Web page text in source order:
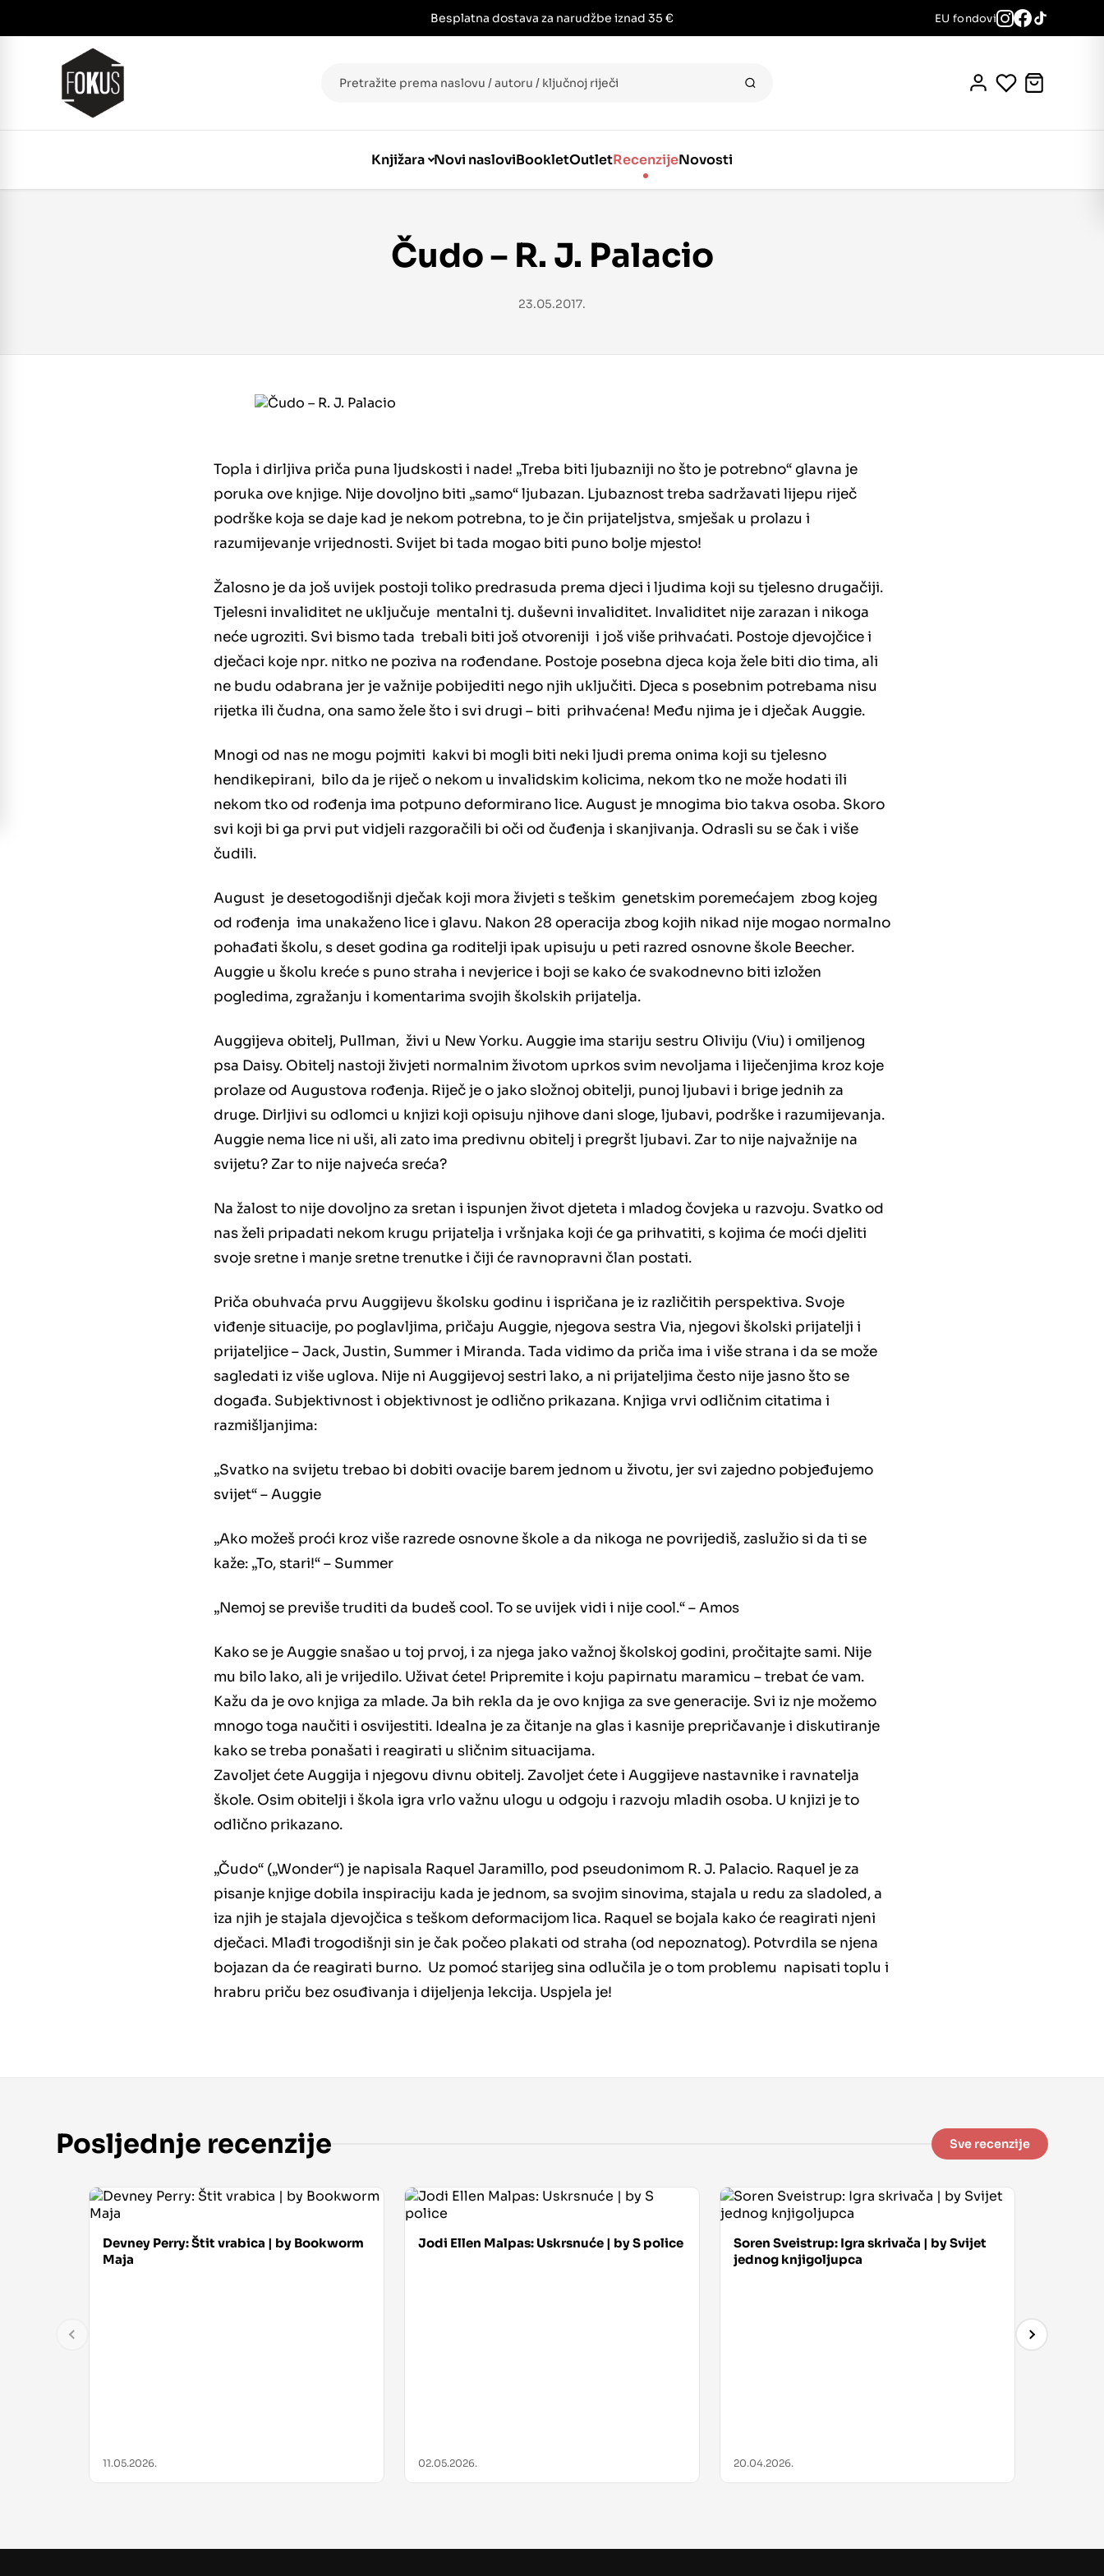
Besplatna dostava za narudžbe iznad 35 € EU fondovi
Knjižara Novi nasloviBookletOutletRecenzijeNovosti
Čudo – R. J. Palacio
23.05.2017.
Topla i dirljiva priča puna ljudskosti i nade! „Treba biti ljubazniji no što je potrebno“ glavna je
poruka ove knjige. Nije dovoljno biti „samo“ ljubazan. Ljubaznost treba sadržavati lijepu riječ
podrške koja se daje kad je nekom potrebna, to je čin prijateljstva, smješak u prolazu i
razumijevanje vrijednosti. Svijet bi tada mogao biti puno bolje mjesto!
Žalosno je da još uvijek postoji toliko predrasuda prema djeci i ljudima koji su tjelesno drugačiji.
Tjelesni invaliditet ne uključuje mentalni tj. duševni invaliditet. Invaliditet nije zarazan i nikoga
neće ugroziti. Svi bismo tada trebali biti još otvoreniji i još više prihvaćati. Postoje djevojčice i
dječaci koje npr. nitko ne poziva na rođendane. Postoje posebna djeca koja žele biti dio tima, ali
ne budu odabrana jer je važnije pobijediti nego njih uključiti. Djeca s posebnim potrebama nisu
rijetka ili čudna, ona samo žele što i svi drugi – biti prihvaćena! Među njima je i dječak Auggie.
Mnogi od nas ne mogu pojmiti kakvi bi mogli biti neki ljudi prema onima koji su tjelesno
hendikepirani, bilo da je riječ o nekom u invalidskim kolicima, nekom tko ne može hodati ili
nekom tko od rođenja ima potpuno deformirano lice. August je mnogima bio takva osoba. Skoro
svi koji bi ga prvi put vidjeli razgoračili bi oči od čuđenja i skanjivanja. Odrasli su se čak i više
čudili.
August je desetogodišnji dječak koji mora živjeti s teškim genetskim poremećajem zbog kojeg
od rođenja ima unakaženo lice i glavu. Nakon 28 operacija zbog kojih nikad nije mogao normalno
pohađati školu, s deset godina ga roditelji ipak upisuju u peti razred osnovne škole Beecher.
Auggie u školu kreće s puno straha i nevjerice i boji se kako će svakodnevno biti izložen
pogledima, zgražanju i komentarima svojih školskih prijatelja.
Auggijeva obitelj, Pullman, živi u New Yorku. Auggie ima stariju sestru Oliviju (Viu) i omiljenog
psa Daisy. Obitelj nastoji živjeti normalnim životom uprkos svim nevoljama i liječenjima kroz koje
prolaze od Augustova rođenja. Riječ je o jako složnoj obitelji, punoj ljubavi i brige jednih za
druge. Dirljivi su odlomci u knjizi koji opisuju njihove dani sloge, ljubavi, podrške i razumijevanja.
Auggie nema lice ni uši, ali zato ima predivnu obitelj i pregršt ljubavi. Zar to nije najvažnije na
svijetu? Zar to nije najveća sreća?
Na žalost to nije dovoljno za sretan i ispunjen život djeteta i mladog čovjeka u razvoju. Svatko od
nas želi pripadati nekom krugu prijatelja i vršnjaka koji će ga prihvatiti, s kojima će moći djeliti
svoje sretne i manje sretne trenutke i čiji će ravnopravni član postati.
Priča obuhvaća prvu Auggijevu školsku godinu i ispričana je iz različitih perspektiva. Svoje
viđenje situacije, po poglavljima, pričaju Auggie, njegova sestra Via, njegovi školski prijatelji i
prijateljice – Jack, Justin, Summer i Miranda. Tada vidimo da priča ima i više strana i da se može
sagledati iz više uglova. Nije ni Auggijevoj sestri lako, a ni prijateljima često nije jasno što se
događa. Subjektivnost i objektivnost je odlično prikazana. Knjiga vrvi odličnim citatima i
razmišljanjima:
„Svatko na svijetu trebao bi dobiti ovacije barem jednom u životu, jer svi zajedno pobjeđujemo
svijet“ – Auggie
„Ako možeš proći kroz više razrede osnovne škole a da nikoga ne povrijediš, zaslužio si da ti se
kaže: „To, stari!“ – Summer
„Nemoj se previše truditi da budeš cool. To se uvijek vidi i nije cool.“ – Amos
Kako se je Auggie snašao u toj prvoj, i za njega jako važnoj školskoj godini, pročitajte sami. Nije
mu bilo lako, ali je vrijedilo. Uživat ćete! Pripremite i koju papirnatu maramicu – trebat će vam.
Kažu da je ovo knjiga za mlade. Ja bih rekla da je ovo knjiga za sve generacije. Svi iz nje možemo
mnogo toga naučiti i osvijestiti. Idealna je za čitanje na glas i kasnije prepričavanje i diskutiranje
kako se treba ponašati i reagirati u sličnim situacijama.
Zavoljet ćete Auggija i njegovu divnu obitelj. Zavoljet ćete i Auggijeve nastavnike i ravnatelja
škole. Osim obitelji i škola igra vrlo važnu ulogu u odgoju i razvoju mladih osoba. U knjizi je to
odlično prikazano.
„Čudo“ („Wonder“) je napisala Raquel Jaramillo, pod pseudonimom R. J. Palacio. Raquel je za
pisanje knjige dobila inspiraciju kada je jednom, sa svojim sinovima, stajala u redu za sladoled, a
iza njih je stajala djevojčica s teškom deformacijom lica. Raquel se bojala kako će reagirati njeni
dječaci. Mlađi trogodišnji sin je čak počeo plakati od straha (od nepoznatog). Potvrdila se njena
bojazan da će reagirati burno. Uz pomoć starijeg sina odlučila je o tom problemu napisati toplu i
hrabru priču bez osuđivanja i dijeljenja lekcija. Uspjela je!
Posljednje recenzije Sve recenzije
Devney Perry: Štit vrabica | by Bookworm
Maja
11.05.2026.
Jodi Ellen Malpas: Uskrsnuće | by S police
02.05.2026.
Soren Sveistrup: Igra skrivača | by Svijet
jednog knjigoljupca
20.04.2026.